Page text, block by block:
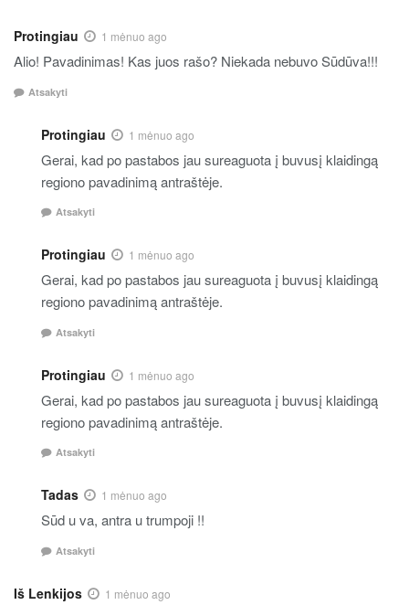
Protingiau 1 mėnuo ago
Alio! Pavadinimas! Kas juos rašo? Niekada nebuvo Sūdūva!!!
Atsakyti
Protingiau 1 mėnuo ago
Gerai, kad po pastabos jau sureaguota į buvusį klaidingą
regiono pavadinimą antraštėje.
Atsakyti
Protingiau 1 mėnuo ago
Gerai, kad po pastabos jau sureaguota į buvusį klaidingą
regiono pavadinimą antraštėje.
Atsakyti
Protingiau 1 mėnuo ago
Gerai, kad po pastabos jau sureaguota į buvusį klaidingą
regiono pavadinimą antraštėje.
Atsakyti
Tadas 1 mėnuo ago
Sūd u va, antra u trumpoji !!
Atsakyti
Iš Lenkijos 1 mėnuo ago